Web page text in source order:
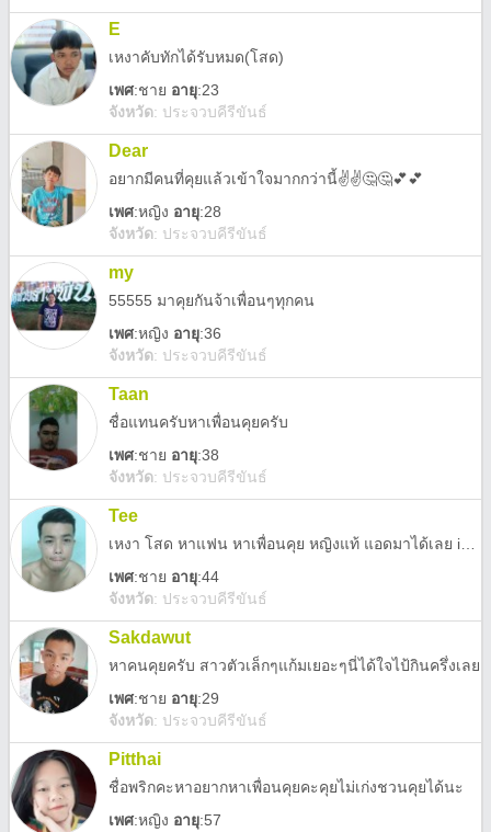
E
เหงาคับทักได้รับหมด(โสด)
เพศ:ชาย อายุ:23
จังหวัด: ประจวบคีรีขันธ์
Dear
อยากมีคนที่คุยแล้วเข้าใจมากกว่านี้✌️✌️🤔🤔💕💕
เพศ:หญิง อายุ:28
จังหวัด: ประจวบคีรีขันธ์
my
55555 มาคุยกันจ้าเพื่อนๆทุกคน
เพศ:หญิง อายุ:36
จังหวัด: ประจวบคีรีขันธ์
Taan
ชื่อแทนครับหาเพื่อนคุยครับ
เพศ:ชาย อายุ:38
จังหวัด: ประจวบคีรีขันธ์
Tee
เพศ:ชาย อายุ:44
จังหวัด: ประจวบคีรีขันธ์
Sakdawut
หาคนคุยครับ สาวตัวเล็กๆแก้มเยอะๆนี่ได้ใจไป้กินครึ่งเลย
เพศ:ชาย อายุ:29
จังหวัด: ประจวบคีรีขันธ์
Pitthai
ชื่อพริกคะหาอยากหาเพื่อนคุยคะคุยไม่เก่งชวนคุยได้นะ
เพศ:หญิง อายุ:57